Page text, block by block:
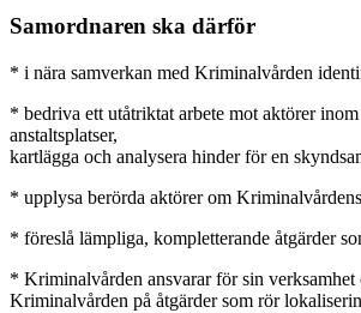
Samordnaren ska därför
* i nära samverkan med Kriminalvården
* bedriva ett utåtriktat arbete mot aktörer
anstaltsplatser,
kartlägga och analysera hinder för en
* upplysa berörda aktörer om
* föreslå lämpliga, kompletterande åtgärder
* Kriminalvården ansvarar för sin
Kriminalvården på åtgärder som rör